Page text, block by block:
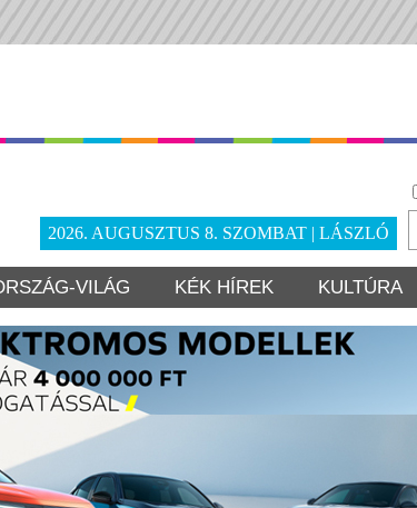
2026. AUGUSZTUS 8. SZOMBAT | LÁSZLÓ
VILÁG KÉK HÍREK KULTÚRA